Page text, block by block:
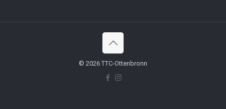
© 2026 TTC-Ottenbronn